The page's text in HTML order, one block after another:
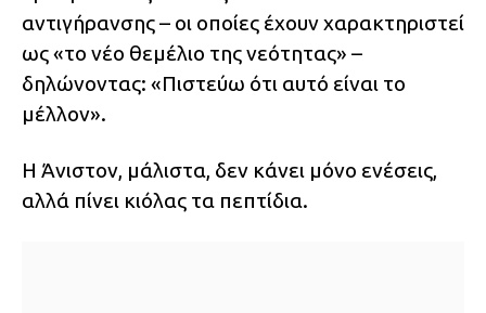
αντιγήρανσης – οι οποίες έχουν χαρακτηριστεί
ως «το νέο θεμέλιο της νεότητας» –
δηλώνοντας: «Πιστεύω ότι αυτό είναι το
μέλλον».
Η Άνιστον, μάλιστα, δεν κάνει μόνο ενέσεις,
αλλά πίνει κιόλας τα πεπτίδια.